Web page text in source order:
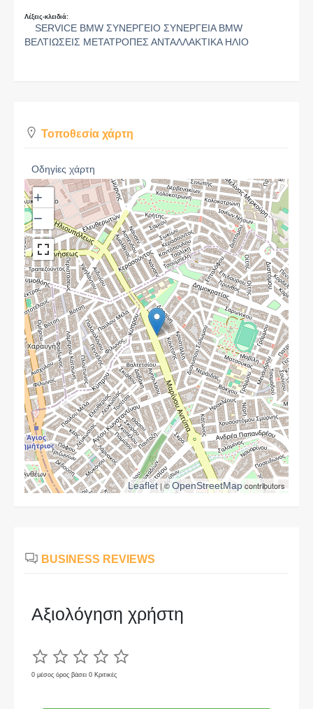
Λέξεις-κλειδιά:
SERVICE BMW ΣΥΝΕΡΓΕΙΟ ΣΥΝΕΡΓΕΙΑ BMW
ΒΕΛΤΙΩΣΕΙΣ ΜΕΤΑΤΡΟΠΕΣ ΑΝΤΑΛΛΑΚΤΙΚΑ ΗΛΙΟ
Τοποθεσία χάρτη
Οδηγίες χάρτη
+
−
Leaflet| ©OpenStreetMapcontributors
BUSINESS REVIEWS
Αξιολόγηση χρήστη
0 μέσος όρος βάσει 0 Κριτικές